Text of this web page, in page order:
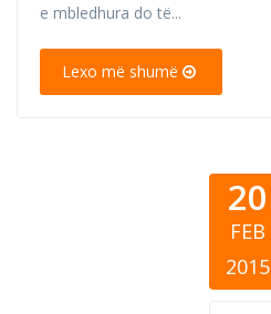
e mbledhura do të...
Lexo më shumë
20
FEB
2015